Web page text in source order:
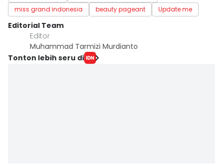
miss grand indonesia
beauty pageant Update me
Editorial Team
Editor
Muhammad Tarmizi Murdianto
Tonton lebih seru di